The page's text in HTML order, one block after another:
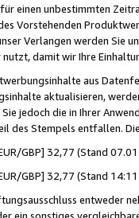
einen unbestimmten
Vorstehenden
Verlangen werden Sie
damit wir Ihre
aus
aktualisieren,
jedoch die in Ihrer
des Stempels entfallen.
GBP] 32,77 (Stand
GBP] 32,77 (Stand
entweder
ein sonstiges